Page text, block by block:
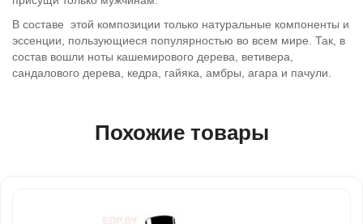
В составе этой композиции только натуральные компоненты и
эссенции, пользующиеся популярностью во всем мире. Так, в
состав вошли ноты кашемирового дерева, ветивера,
сандалового дерева, кедра, гайяка, амбры, агара и пачули.
Похожие товары